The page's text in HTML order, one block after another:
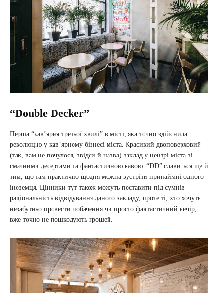
“Double Decker”
Перша “кав’ярня третьої хвилі” в місті, яка точно здійснила
революцію у кав’ярному бізнесі міста. Красивий двоповерховий
(так, вам не почулося, звідси й назва) заклад у центрі міста зі
смачними десертами та фантастичною кавою. “DD” славиться ще й
тим, що там практично щодня можна зустріти принаймні одного
іноземця. Цінники тут також можуть поставити під сумнів
раціональність відвідування даного закладу, проте ті, хто хочуть
незабутньо провести побачення чи просто фантастичний вечір,
вже точно не пошкодують грошей.